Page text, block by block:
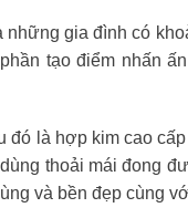
gia đình có
tạo điểm nhấn
là hợp kim cao
thoải mái đong
và bền đẹp cùng